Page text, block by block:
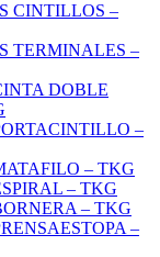
CINTILLOS –
TERMINALES –
DOBLE
–
– TKG
– TKG
– TKG
–